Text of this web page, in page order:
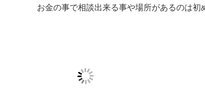
お金の事で相談出来る事や場所があるのは初